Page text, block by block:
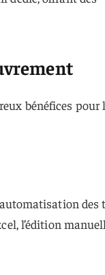
bénéfices pour
des
l’édition